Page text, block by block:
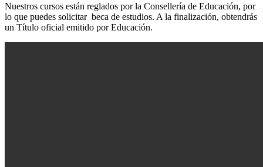
Nuestros cursos están reglados por la Consellería de Educación, por
lo que puedes solicitar beca de estudios. A la finalización, obtendrás
un Título oficial emitido por Educación.